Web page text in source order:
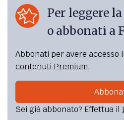
Per leggere
o abbonati a
Abbonati per avere
contenuti Premium.
Sei già abbonato? Effettua il